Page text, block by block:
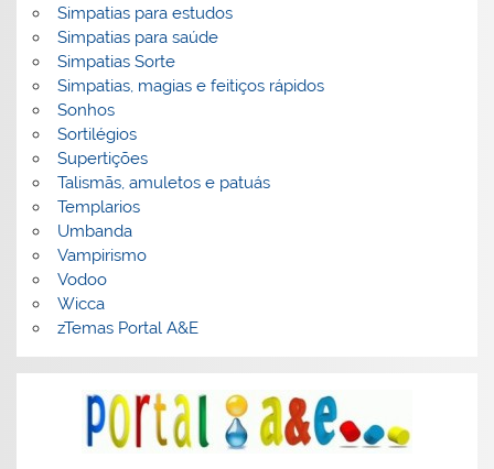
Simpatias para estudos
Simpatias para saúde
Simpatias Sorte
Simpatias, magias e feitiços rápidos
Sonhos
Sortilégios
Supertições
Talismãs, amuletos e patuás
Templarios
Umbanda
Vampirismo
Vodoo
Wicca
zTemas Portal A&E